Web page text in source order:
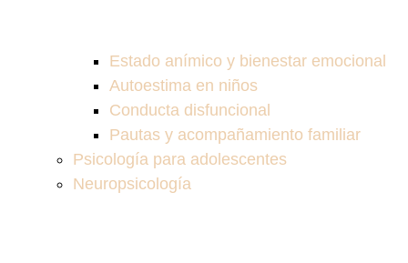
Estado anímico y bienestar emocional
Autoestima en niños
Conducta disfuncional
Pautas y acompañamiento familiar
Psicología para adolescentes
Neuropsicología